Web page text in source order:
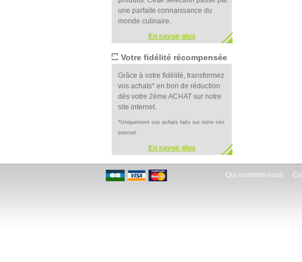
une parfaite connaissance du
monde culinaire.
En savoir plus
Votre fidélité récompensée
Grâce à votre fidélité, transformez
vos achats* en bon de réduction
dès votre 2ème ACHAT sur notre
site internet.
*Uniquement vos achats faits sur notre site
internet.
En savoir plus
Qui sommes-nous